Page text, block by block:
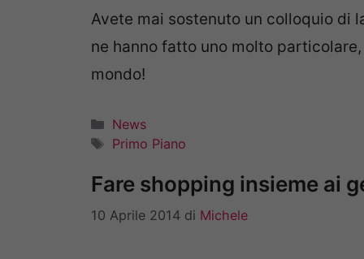
Avete mai sostenuto un colloquio di
ne hanno fatto uno molto
mondo!
Categorie
News
Tag
Primo Piano
Fare shopping insieme ai
10 Aprile 2014 di Michele